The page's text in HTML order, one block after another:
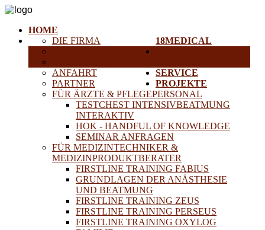
HOME
18MEDICAL
DIE FIRMA
ANFAHRT
PARTNER
FÜR ÄRZTE & PFLEGEPERSONAL
TESTCHEST INTENSIVBEATMUNG
INTERAKTIV
HOK - HANDFUL OF KNOWLEDGE
SEMINAR ANFRAGEN
FÜR MEDIZINTECHNIKER &
MEDIZINPRODUKTBERATER
FIRSTLINE TRAINING FABIUS
GRUNDLAGEN DER ANÄSTHESIE
UND BEATMUNG
FIRSTLINE TRAINING ZEUS
FIRSTLINE TRAINING PERSEUS
FIRSTLINE TRAINING OXYLOG
SERVICE
PROJEKTE